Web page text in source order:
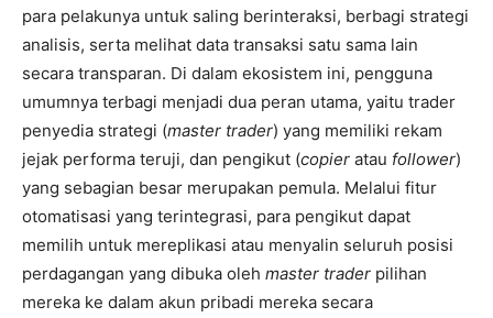
para pelakunya untuk saling berinteraksi, berbagi strategi
analisis, serta melihat data transaksi satu sama lain
secara transparan. Di dalam ekosistem ini, pengguna
umumnya terbagi menjadi dua peran utama, yaitu trader
penyedia strategi (master trader) yang memiliki rekam
jejak performa teruji, dan pengikut (copier atau follower)
yang sebagian besar merupakan pemula. Melalui fitur
otomatisasi yang terintegrasi, para pengikut dapat
memilih untuk mereplikasi atau menyalin seluruh posisi
perdagangan yang dibuka oleh master trader pilihan
mereka ke dalam akun pribadi mereka secara